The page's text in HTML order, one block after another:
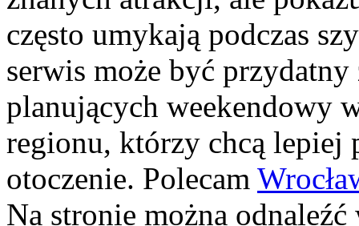
często umykają podczas
serwis może być
planujących weekendowy
regionu, którzy chcą lepiej
otoczenie. Polecam
Na stronie można